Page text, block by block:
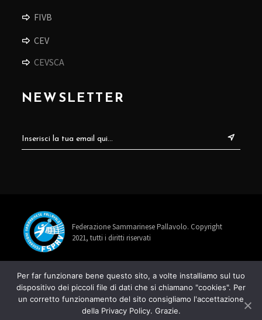
FIVB
CEV
CEVSCA
NEWSLETTER
Federazione Sammarinese Pallavolo. Copyright
2021, tutti i diritti riservati
+378 0549 885678
Per far funzionare bene questo sito, a volte installiamo sul tuo
dispositivo dei piccoli file di dati che si chiamano "cookies". Per
un corretto funzionamento del sito consigliamo l'accettazione
della Privacy Policy. Grazie.